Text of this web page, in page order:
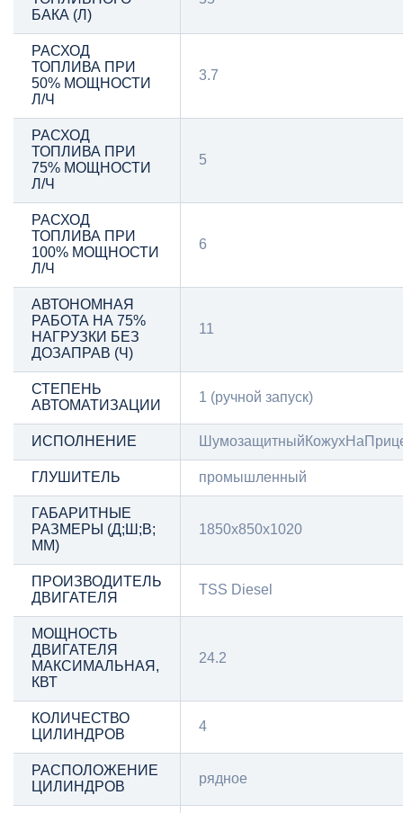
БАКА (Л)
РАСХОД
ТОПЛИВА ПРИ
50% МОЩНОСТИ
Л/Ч
3.7
РАСХОД
ТОПЛИВА ПРИ
75% МОЩНОСТИ
Л/Ч
5
РАСХОД
ТОПЛИВА ПРИ
100% МОЩНОСТИ
Л/Ч
6
АВТОНОМНАЯ
РАБОТА НА 75%
НАГРУЗКИ БЕЗ
ДОЗАПРАВ (Ч)
11
СТЕПЕНЬ
АВТОМАТИЗАЦИИ
1 (ручной запуск)
ИСПОЛНЕНИЕ
ГЛУШИТЕЛЬ промышленный
ГАБАРИТНЫЕ
РАЗМЕРЫ (Д;Ш;В;
ММ)
1850x850x1020
ПРОИЗВОДИТЕЛЬ
ДВИГАТЕЛЯ
TSS Diesel
МОЩНОСТЬ
ДВИГАТЕЛЯ
МАКСИМАЛЬНАЯ,
КВТ
24.2
КОЛИЧЕСТВО
ЦИЛИНДРОВ
4
РАСПОЛОЖЕНИЕ
ЦИЛИНДРОВ
рядное